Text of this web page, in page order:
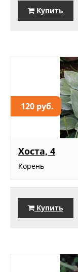
Купить
120 руб.
Хоста, 4
Корень
Купить